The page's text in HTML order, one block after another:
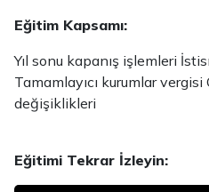
Eğitim Kapsamı:
Yıl sonu kapanış işlemleri
Tamamlayıcı kurumlar
değişiklikleri
Eğitimi Tekrar İzleyin: